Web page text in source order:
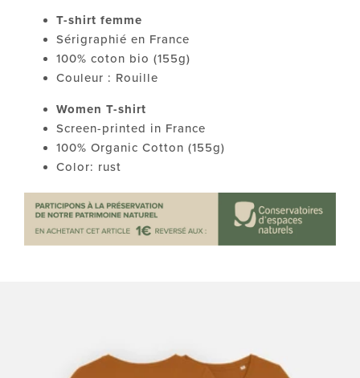
T-shirt femme
Sérigraphié en France
100% coton bio (155g)
Couleur : Rouille
Women T-shirt
Screen-printed in France
100% Organic Cotton (155g)
Color: rust